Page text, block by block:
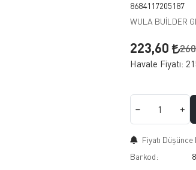
8684117205187
WULA BUİLDER
223,60
Havale Fiyatı:
Fiyatı
Barkod: